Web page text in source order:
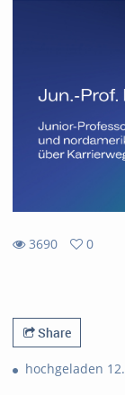
3690
0
Share
hochgeladen